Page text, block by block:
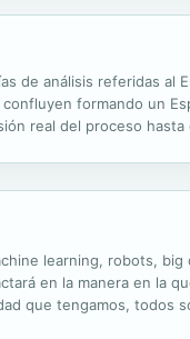
de análisis referidas al
formando un
real del proceso hasta
learning, robots,
en la manera en la
que tengamos, todos